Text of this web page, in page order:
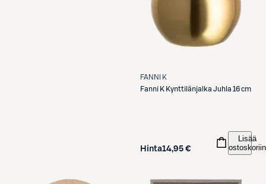
FANNI K
Fanni K Kynttilänjalka Juhla 16 cm
Hinta14,95 €
Lisää
ostoskoriin